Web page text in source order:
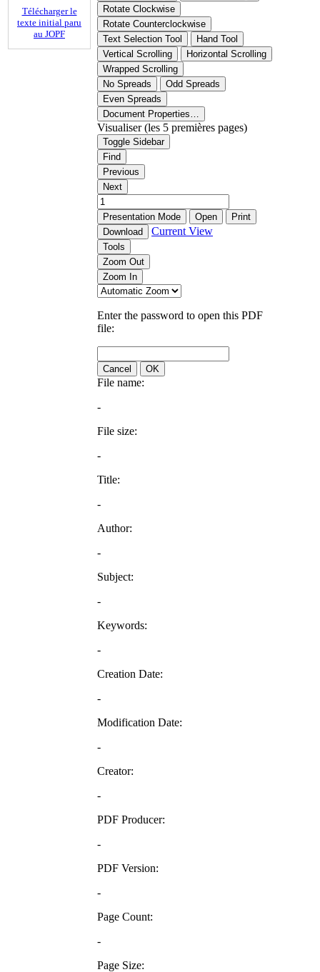
Télécharger le
texte initial paru
au JOPF
Rotate Clockwise
Rotate Counterclockwise
Text Selection Tool
Hand Tool
Vertical Scrolling
Horizontal Scrolling
Wrapped Scrolling
No Spreads
Odd Spreads
Even Spreads
Document Properties…
Visualiser (les 5 premières pages)
Toggle Sidebar
Find
Previous
Next
Presentation Mode Open
Print
Download
Current View
Tools
Zoom Out
Zoom In
Enter the password to open this PDF
file:
Cancel OK
File name:
-
File size:
-
Title:
-
Author:
-
Subject:
-
Keywords:
-
Creation Date:
-
Modification Date:
-
Creator:
-
PDF Producer:
-
PDF Version:
-
Page Count:
-
Page Size: